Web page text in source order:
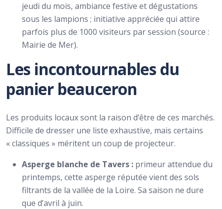
jeudi du mois, ambiance festive et dégustations
sous les lampions ; initiative appréciée qui attire
parfois plus de 1000 visiteurs par session (source :
Mairie de Mer).
Les incontournables du
panier beauceron
Les produits locaux sont la raison d’être de ces marchés.
Difficile de dresser une liste exhaustive, mais certains
« classiques » méritent un coup de projecteur.
Asperge blanche de Tavers : primeur attendue du
printemps, cette asperge réputée vient des sols
filtrants de la vallée de la Loire. Sa saison ne dure
que d’avril à juin.